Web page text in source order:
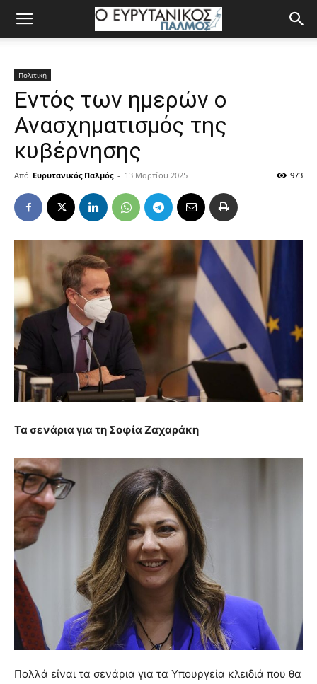
Πολιτική
Εντός των ημερών ο
Ανασχηματισμός της
κυβέρνησης
Από Ευρυτανικός Παλμός - 13 Μαρτίου 2025 973
Τα σενάρια για τη Σοφία Ζαχαράκη
Πολλά είναι τα σενάρια για τα Υπουργεία κλειδιά που θα